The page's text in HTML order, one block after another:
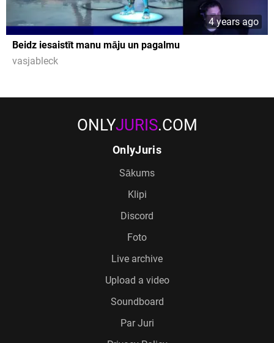
4 years ago
Beidz iesaistīt manu māju un pagalmu
vasjableck
ONLYJURIS.COM
OnlyJuris
Sākums
Klipi
Discord
Foto
Live archive
Upload a video
Soundboard
Par Juri